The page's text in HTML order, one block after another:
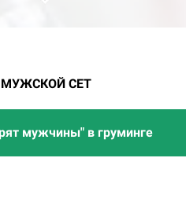
МУЖСКОЙ СЕТ
мужчины" в груминге